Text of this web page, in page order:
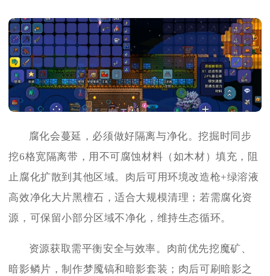
腐化会蔓延，必须做好隔离与净化。挖掘时同步
挖6格宽隔离带，用不可腐蚀材料（如木材）填充，阻
止腐化扩散到其他区域。肉后可用环境改造枪+绿溶液
高效净化大片黑檀石，适合大规模清理；若需腐化资
源，可保留小部分区域不净化，维持生态循环。
资源获取需平衡安全与效率。肉前优先挖魔矿、
暗影鳞片，制作梦魇镐和暗影套装；肉后可刷暗影之